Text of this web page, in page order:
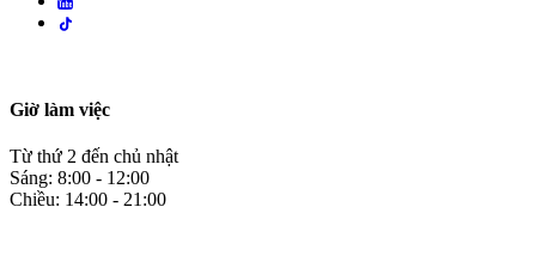
Giờ làm việc
Từ thứ 2 đến chủ nhật
Sáng: 8:00 - 12:00
Chiều: 14:00 - 21:00